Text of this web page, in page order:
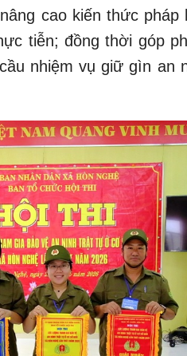
cao kiến thức pháp
tiễn; đồng thời góp
nhiệm vụ giữ gìn an